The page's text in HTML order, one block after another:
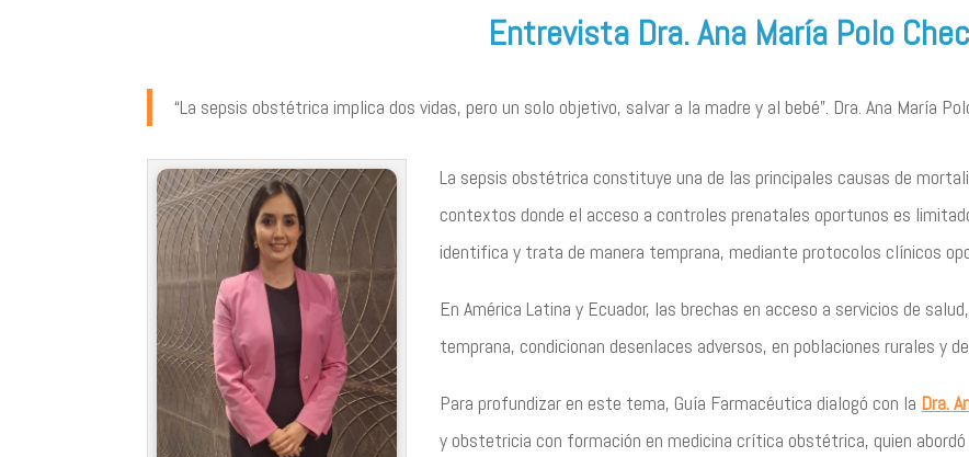
Entrevista Dra. Ana María Polo
“La sepsis obstétrica implica dos vidas, pero un solo objetivo, salvar a la madre y al bebé”. Dra. Ana María
La sepsis obstétrica constituye una de las principales causas de
contextos donde el acceso a controles prenatales oportunos es
identifica y trata de manera temprana, mediante protocolos clínicos
En América Latina y Ecuador, las brechas en acceso a servicios de
temprana, condicionan desenlaces adversos, en poblaciones rurales y
Para profundizar en este tema, Guía Farmacéutica dialogó con la Dra.
y obstetricia con formación en medicina crítica obstétrica, quien